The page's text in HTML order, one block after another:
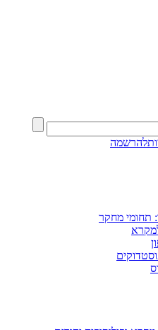
להרשמה
תחומי מחקר